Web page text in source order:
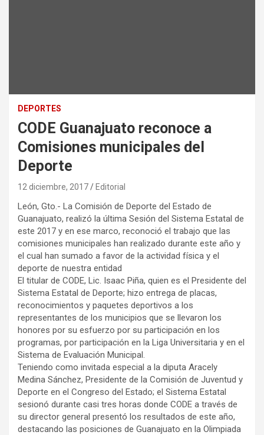
DEPORTES
CODE Guanajuato reconoce a
Comisiones municipales del
Deporte
12 diciembre, 2017 Editorial
León, Gto.- La Comisión de Deporte del Estado de
Guanajuato, realizó la última Sesión del Sistema Estatal de
este 2017 y en ese marco, reconoció el trabajo que las
comisiones municipales han realizado durante este año y
el cual han sumado a favor de la actividad física y el
deporte de nuestra entidad
El titular de CODE, Lic. Isaac Piña, quien es el Presidente del
Sistema Estatal de Deporte; hizo entrega de placas,
reconocimientos y paquetes deportivos a los
representantes de los municipios que se llevaron los
honores por su esfuerzo por su participación en los
programas, por participación en la Liga Universitaria y en el
Sistema de Evaluación Municipal.
Teniendo como invitada especial a la diputa Aracely
Medina Sánchez, Presidente de la Comisión de Juventud y
Deporte en el Congreso del Estado; el Sistema Estatal
sesionó durante casi tres horas donde CODE a través de
su director general presentó los resultados de este año,
destacando las posiciones de Guanajuato en la Olimpiada